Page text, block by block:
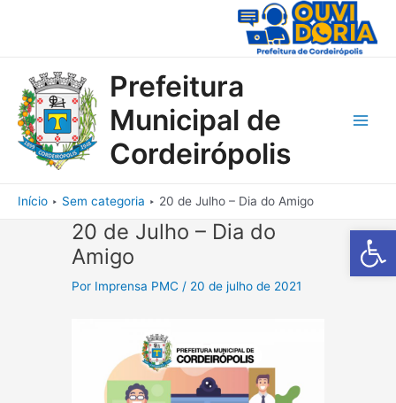
Barra de
Prefeitura
Municipal de
Cordeirópolis
Início Sem categoria 20 de Julho – Dia do Amigo
20 de Julho – Dia do
Amigo
Por Imprensa PMC / 20 de julho de 2021